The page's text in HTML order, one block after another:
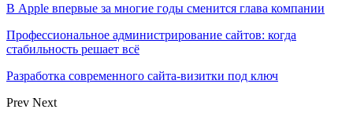
В Apple впервые за многие годы сменится глава компании
Профессиональное администрирование сайтов: когда
стабильность решает всё
Разработка современного сайта-визитки под ключ
Prev Next